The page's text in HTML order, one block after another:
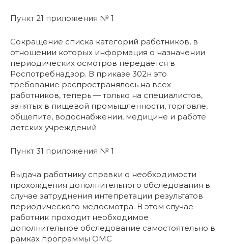
Пункт 21 приложения № 1
Сокращение списка категорий работников, в
отношении которых информация о назначении
периодических осмотров передается в
Роспотребнадзор. В приказе 302н это
требование распространялось на всех
работников, теперь — только на специалистов,
занятых в пищевой промышленности, торговле,
общепите, водоснабжении, медицине и работе
детских учреждений
Пункт 31 приложения № 1
Выдача работнику справки о необходимости
прохождения дополнительного обследования в
случае затруднения интепретации результатов
периодического медосмотра. В этом случае
работник проходит необходимое
дополнительное обследование самостоятельно в
рамках программы ОМС